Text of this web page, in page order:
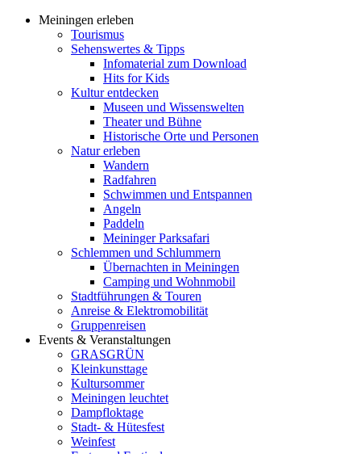
Meiningen erleben
Tourismus
Sehenswertes & Tipps
Infomaterial zum Download
Hits for Kids
Kultur entdecken
Museen und Wissenswelten
Theater und Bühne
Historische Orte und Personen
Natur erleben
Wandern
Radfahren
Schwimmen und Entspannen
Angeln
Paddeln
Meininger Parksafari
Schlemmen und Schlummern
Übernachten in Meiningen
Camping und Wohnmobil
Stadtführungen & Touren
Anreise & Elektromobilität
Gruppenreisen
Events & Veranstaltungen
GRASGRÜN
Kleinkunsttage
Kultursommer
Meiningen leuchtet
Dampfloktage
Stadt- & Hütesfest
Weinfest